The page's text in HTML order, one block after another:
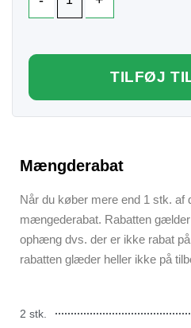
TILFØJ
Mængderabat
Når du køber mere end 1 stk. af
mængederabat. Rabatten
ophæng dvs. der er ikke rabat
rabatten glæder heller ikke på
2 stk.